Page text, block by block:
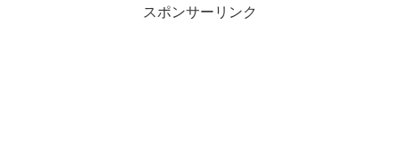
スポンサーリンク